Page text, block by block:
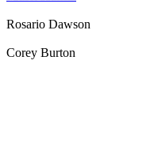
Rosario Dawson
Corey Burton